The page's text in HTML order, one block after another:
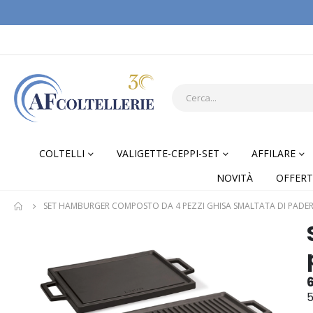
COLTELLI VALIGETTE-CEPPI-SET AFFILARE
NOVITÀ
SET HAMBURGER COMPOSTO DA 4 PEZZI GHISA SMALTATA DI
Skip